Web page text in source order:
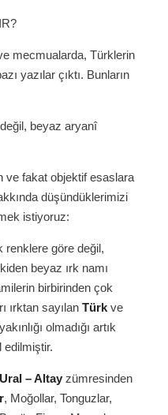
mecmualarda, Türklerin
yazılar çıktı. Bunların
değil, beyaz aryanî
ve fakat objektif esaslara
düşündüklerimizi
istiyoruz:
renklere göre değil,
beyaz ırk namı
birbirinden çok
ırktan sayılan Türk ve
olmadığı artık
edilmiştir.
Ural – Altay zümresinden
, Moğollar, Tonguzlar,